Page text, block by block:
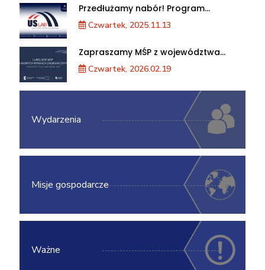
Przedłużamy nabór! Program
akceleracji przedsiębiorstw
Czwartek, 2025.11.13
Zapraszamy MŚP z województwa
lubelskiego na warsztaty „Lubelskie
MŚP na nowych rynkach
Czwartek, 2026.02.19
Wydarzenia
Misje gospodarcze
Ważne